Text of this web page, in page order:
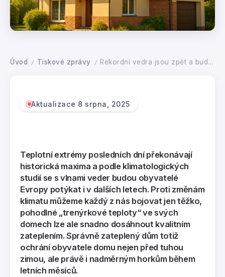
Úvod / Tiskové zprávy / Rekordní vedra jsou zpět a bude hůř. Vyhněte se přehřívání domu zateplením
Aktualizace 8 srpna, 2025
Teplotní extrémy posledních dní překonávají
historická maxima a podle klimatologických
studií se s vlnami veder budou obyvatelé
Evropy potýkat i v dalších letech. Proti změnám
klimatu můžeme každý z nás bojovat jen těžko,
pohodlné „trenýrkové teploty“ ve svých
domech lze ale snadno dosáhnout kvalitním
zateplením. Správně zateplený dům totiž
ochrání obyvatele domu nejen před tuhou
zimou, ale právě i nadměrným horkům během
letních měsíců.